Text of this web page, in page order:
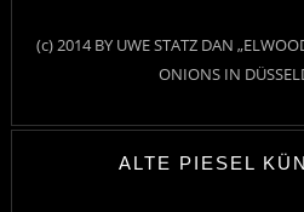
(c) 2014 BY UWE STATZ DAN
ONIONS IN
ALTE PIESEL